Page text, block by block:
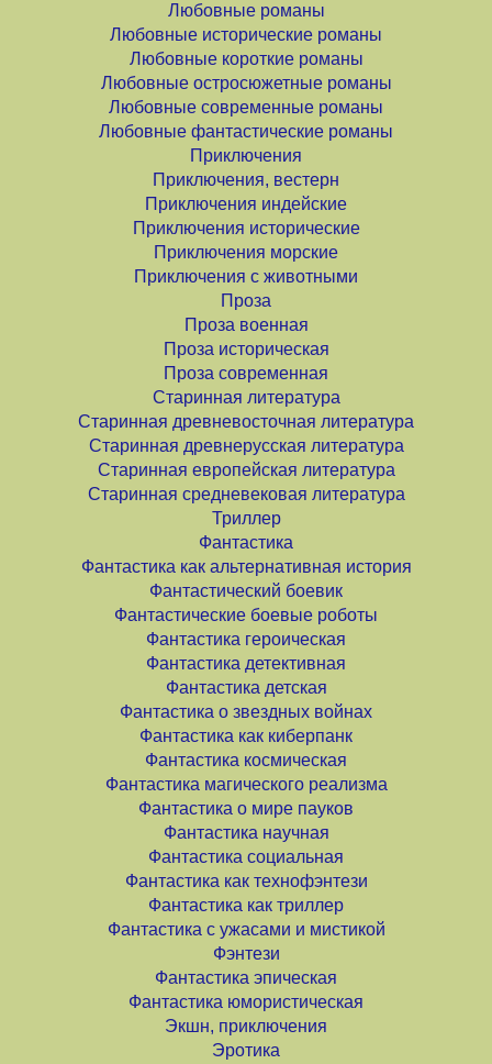
Любовные романы
Любовные исторические романы
Любовные короткие романы
Любовные остросюжетные романы
Любовные современные романы
Любовные фантастические романы
Приключения
Приключения, вестерн
Приключения индейские
Приключения исторические
Приключения морские
Приключения с животными
Проза
Проза военная
Проза историческая
Проза современная
Старинная литература
Старинная древневосточная литература
Старинная древнерусская литература
Старинная европейская литература
Старинная средневековая литература
Триллер
Фантастика
Фантастика как альтернативная история
Фантастический боевик
Фантастические боевые роботы
Фантастика героическая
Фантастика детективная
Фантастика детская
Фантастика о звездных войнах
Фантастика как киберпанк
Фантастика космическая
Фантастика магического реализма
Фантастика о мире пауков
Фантастика научная
Фантастика социальная
Фантастика как технофэнтези
Фантастика как триллер
Фантастика с ужасами и мистикой
Фэнтези
Фантастика эпическая
Фантастика юмористическая
Экшн, приключения
Эротика